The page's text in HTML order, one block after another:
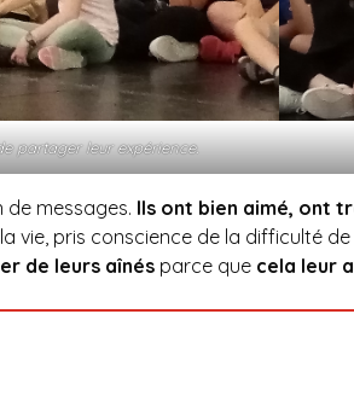
partager leur expérience.
de messages. Ils ont bien aimé, ont
pris conscience de la difficulté
de leurs aînésparce que cela leur